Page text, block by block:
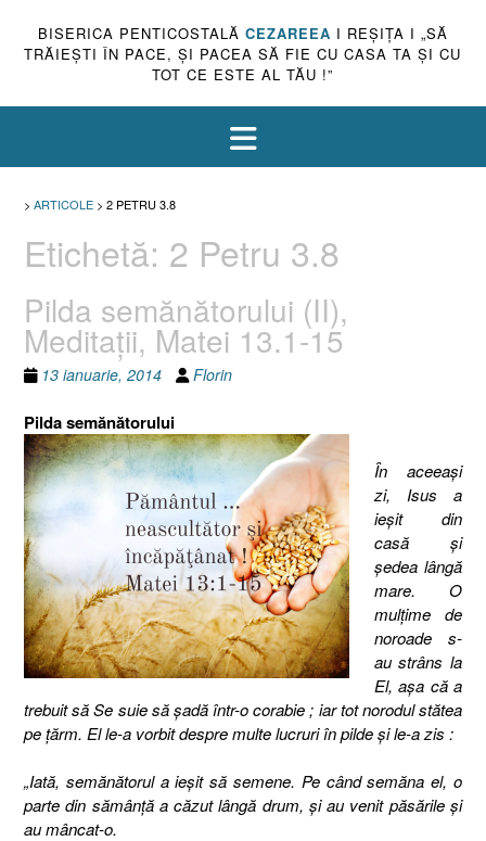
BISERICA PENTICOSTALĂ CEZAREEA I REŞIŢA I „SĂ
TRĂIEŞTI ÎN PACE, ŞI PACEA SĂ FIE CU CASA TA ŞI CU
TOT CE ESTE AL TĂU !”
> ARTICOLE > 2 PETRU 3.8
Etichetă: 2 Petru 3.8
Pilda semănătorului (II),
Meditaţii, Matei 13.1-15
13 ianuarie, 2014 Florin
Pilda semănătorului
În aceeaşi
zi, Isus a
ieşit din
casă şi
şedea lângă
mare. O
mulţime de
noroade s-
au strâns la
El, aşa că a
trebuit să Se suie să şadă într-o corabie ; iar tot norodul stătea
pe ţărm. El le-a vorbit despre multe lucruri în pilde şi le-a zis :
„Iată, semănătorul a ieşit să semene. Pe când semăna el, o
parte din sămânţă a căzut lângă drum, şi au venit păsările şi
au mâncat-o.